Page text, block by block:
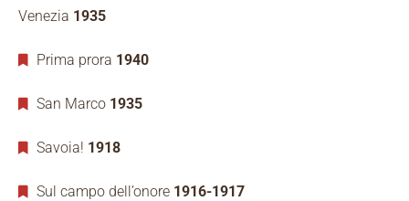
Venezia 1935
Prima prora 1940
San Marco 1935
Savoia! 1918
Sul campo dell’onore 1916-1917